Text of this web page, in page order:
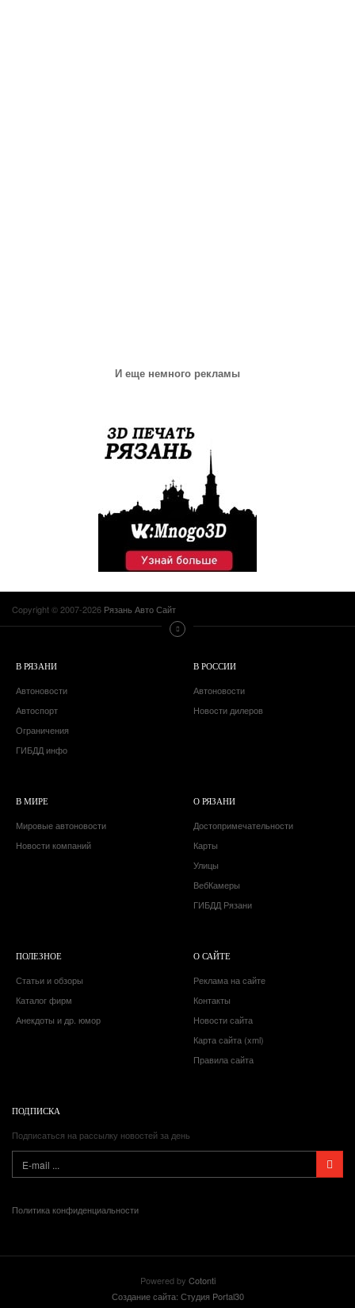
И еще немного рекламы
Copyright © 2007-2026 Рязань Авто Сайт
В РЯЗАНИ
Автоновости
Автоспорт
Ограничения
ГИБДД инфо
В РОССИИ
Автоновости
Новости дилеров
В МИРЕ
Мировые автоновости
Новости компаний
О РЯЗАНИ
Достопримечательности
Карты
Улицы
ВебКамеры
ГИБДД Рязани
ПОЛЕЗНОЕ
Статьи и обзоры
Каталог фирм
Анекдоты и др. юмор
О САЙТЕ
Реклама на сайте
Контакты
Новости сайта
Карта сайта (xml)
Правила сайта
ПОДПИСКА
Подписаться на рассылку новостей за день
Политика конфиденциальности
Powered by Cotonti
Создание сайта: Студия Portal30